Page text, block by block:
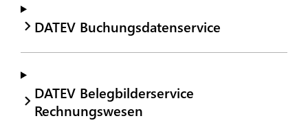
DATEV Buchungsdatenservice
DATEV Belegbilderservice
Rechnungswesen